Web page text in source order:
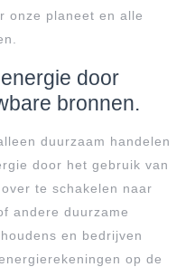
onze planeet en alle
door
bronnen.
duurzaam handelen
door het gebruik van
te schakelen naar
andere duurzame
en bedrijven
op de